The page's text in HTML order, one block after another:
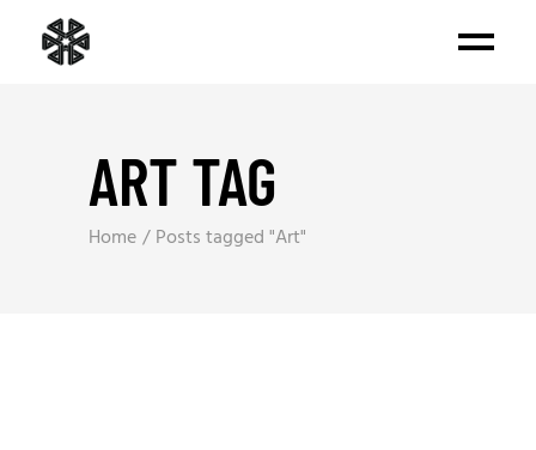
ART TAG
Home Posts tagged "Art"